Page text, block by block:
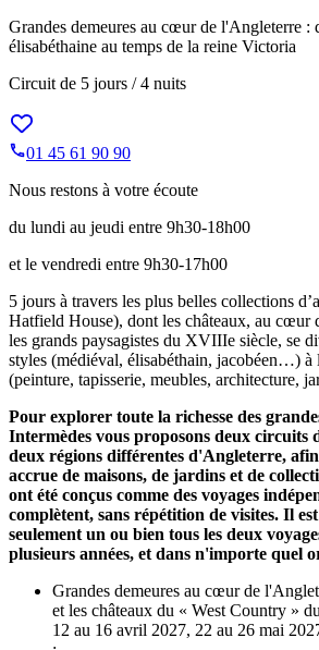
Grandes demeures au cœur de l'Angleterre :
élisabéthaine au temps de la reine Victoria
Circuit de 5 jours / 4 nuits
01 45 61 90 90
Nous restons à votre écoute
du lundi au jeudi entre 9h30-18h00
et le vendredi entre 9h30-17h00
5 jours à travers les plus belles collections
Hatfield House), dont les châteaux, au cœur
les grands paysagistes du XVIIIe siècle, se
styles (médiéval, élisabéthain, jacobéen…) à
(peinture, tapisserie, meubles, architecture,
Pour explorer toute la richesse des
Intermèdes vous proposons deux circuits
deux régions différentes d'Angleterre,
accrue de maisons, de jardins et de
ont été conçus comme des voyages
complètent, sans répétition de visites. Il
seulement un ou bien tous les deux
plusieurs années, et dans n'importe quel
Grandes demeures au cœur de
et les châteaux du « West Country »
12 au 16 avril 2027, 22 au 26 mai